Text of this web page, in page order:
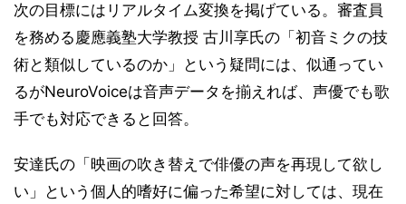
次の目標にはリアルタイム変換を掲げている。審査員
を務める慶應義塾大学教授 古川享氏の「初音ミクの技
術と類似しているのか」という疑問には、似通ってい
るがNeuroVoiceは音声データを揃えれば、声優でも歌
手でも対応できると回答。
安達氏の「映画の吹き替えで俳優の声を再現して欲し
い」という個人的嗜好に偏った希望に対しては、現在